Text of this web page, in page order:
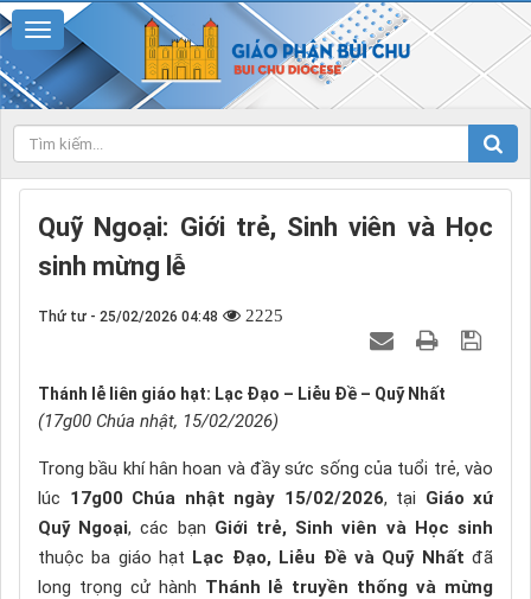
Quỹ Ngoại: Giới trẻ, Sinh viên và Học
sinh mừng lễ
Thứ tư - 25/02/2026 04:48 2225
Thánh lễ liên giáo hạt: Lạc Đạo – Liễu Đề – Quỹ Nhất
(17g00 Chúa nhật, 15/02/2026)
Trong bầu khí hân hoan và đầy sức sống của tuổi trẻ, vào
lúc 17g00 Chúa nhật ngày 15/02/2026, tại Giáo xứ
Quỹ Ngoại, các bạn Giới trẻ, Sinh viên và Học sinh
thuộc ba giáo hạt Lạc Đạo, Liễu Đề và Quỹ Nhất đã
long trọng cử hành Thánh lễ truyền thống và mừng